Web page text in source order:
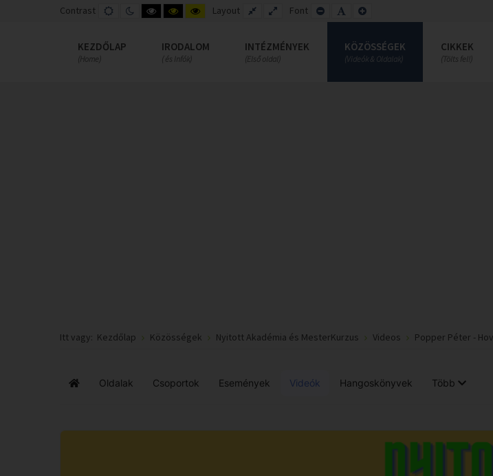
Contrast DEFAULTNIGHT
MODE
HIGH
CONTRAST
MODE
HIGH
CONTRAST
MODE
HIGH
CONTRAST
MODE
Layout FIXEDWIDEFont SET
SMALLER
SET
DEFAULT
SET
LARGER
KEZDŐLAP
(Home)
IRODALOM
( és Infók)
INTÉZMÉNYEK
(Első oldal)
KÖZÖSSÉGEK
(Videók & Oldalak)
CIKKEK
(Tölts fel!)
Itt vagy: Kezdőlap Közösségek Nyitott Akadémia és MesterKurzus Videos Popper Péter -
FőoldalOldalak Csoportok Események Videók Hangoskönyvek Több